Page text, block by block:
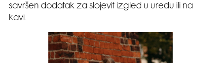
savršen dodatak za slojevit izgled u uredu ili na
kavi.